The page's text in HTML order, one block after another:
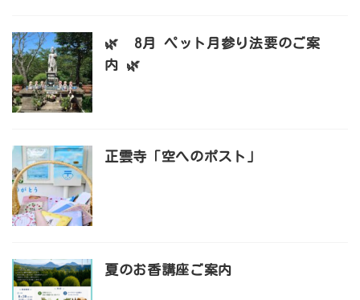
🌿 8月 ペット月参り法要のご案
内 🌿
正雲寺「空へのポスト」
夏のお香講座ご案内